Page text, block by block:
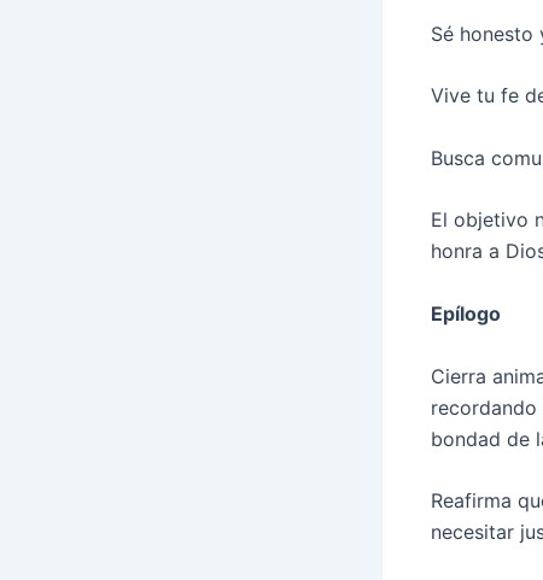
Sé honesto
Vive tu fe
Busca
El objetivo
honra a
Epílogo
Cierra
bondad de
Reafirma
necesitar